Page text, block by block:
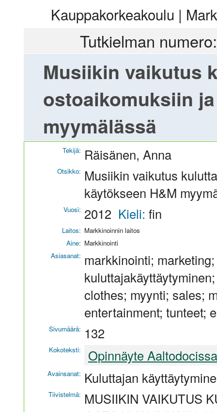
Kauppakorkeakoulu |
Tutkielman
Musiikin vaikutus
ostoaikomuksiin
myymälässä
Tekijä: Räisänen, Anna
Otsikko: Musiikin vaikutus
käytökseen H&M
Vuosi: 2012 Kieli: fin
Laitos: Markkinoinnin laitos
Aine: Markkinointi
Asiasanat: markkinointi;
clothes; myynti; sales;
entertainment; tunteet;
Sivumäärä: 132
Kokoteksti: Opinnäyte Aaltodocissa
Avainsanat: Kuluttajan
Tiivistelmä: MUSIIKIN VAIKUTUS